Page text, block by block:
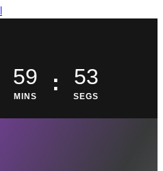
59
MINS
: 52
SEGS